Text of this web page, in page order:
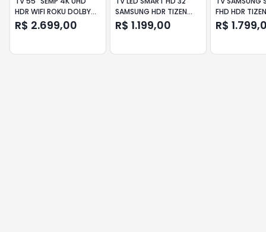
HDR WIFI ROKU DOLBY
AUDIO 55RK8600
R$ 2.699,00
SAMSUNG HDR TIZEN
LS32H5000FGXZD
R$ 1.199,00
FHD HDR TIZEN
R$